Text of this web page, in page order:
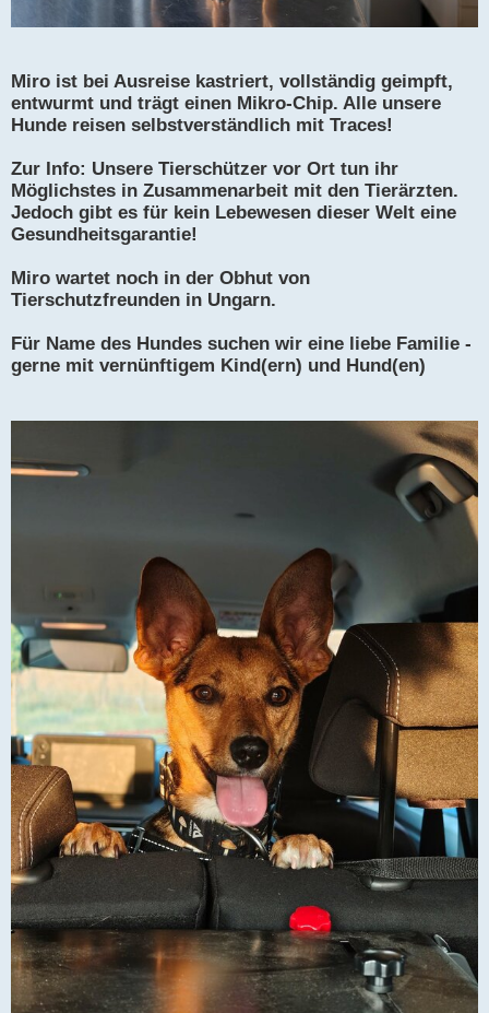
Miro ist bei Ausreise kastriert, vollständig geimpft,
entwurmt und trägt einen Mikro-Chip. Alle unsere
Hunde reisen selbstverständlich mit Traces!
Zur Info: Unsere Tierschützer vor Ort tun ihr
Möglichstes in Zusammenarbeit mit den Tierärzten.
Jedoch gibt es für kein Lebewesen dieser Welt eine
Gesundheitsgarantie!
Miro wartet noch in der Obhut von
Tierschutzfreunden in Ungarn.
Für Name des Hundes suchen wir eine liebe Familie -
gerne mit vernünftigem Kind(ern) und Hund(en)